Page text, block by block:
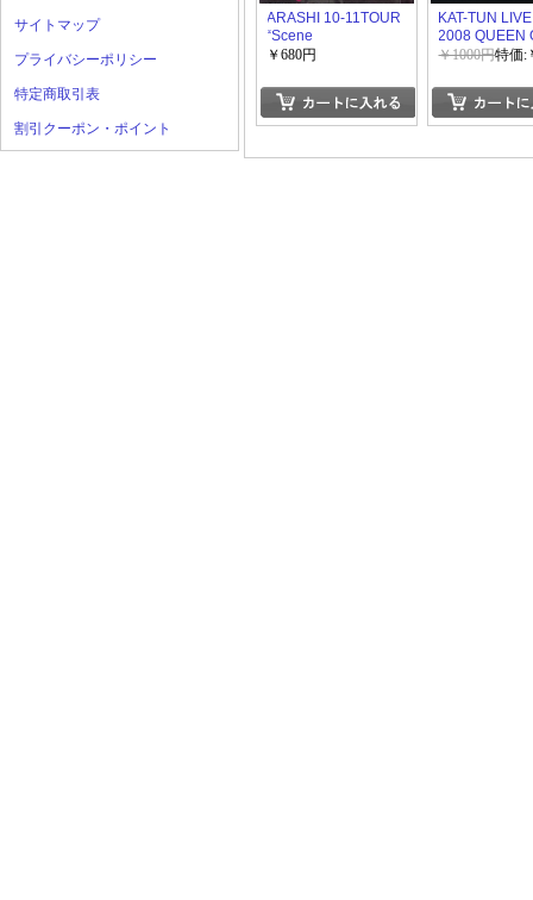
サイトマップ
プライバシーポリシー
特定商取引表
割引クーポン・ポイント
ARASHI 10-11TOUR
“Scene
￥680円
KAT-TUN
2008 QUEEN
PIRATES
￥1000円特価: